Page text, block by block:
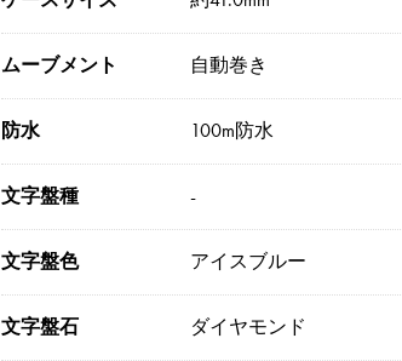
ムーブメント 自動巻き
防水 100m防水
文字盤種 -
文字盤色 アイスブルー
文字盤石 ダイヤモンド